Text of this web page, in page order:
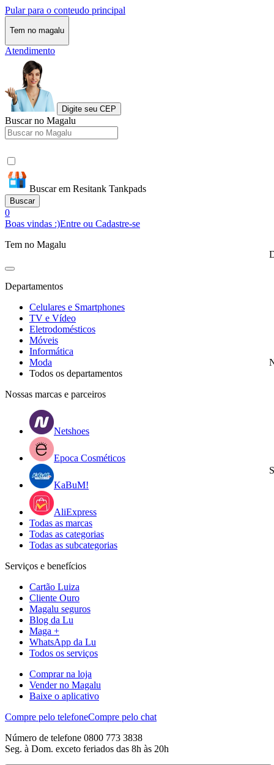
Pular para o conteudo principal
Tem no magalu
Atendimento
Digite seu CEP
Buscar no Magalu
Buscar em Resitank Tankpads
Buscar
0
Boas vindas :)Entre ou Cadastre-se
Tem no Magalu
Departamentos
Celulares e Smartphones
TV e Vídeo
Eletrodomésticos
Móveis
Informática
Moda
Todos os departamentos
Nossas marcas e parceiros
Netshoes
Epoca Cosméticos
KaBuM!
AliExpress
Todas as marcas
Todas as categorias
Todas as subcategorias
Serviços e benefícios
Cartão Luiza
Cliente Ouro
Magalu seguros
Blog da Lu
Maga +
WhatsApp da Lu
Todos os serviços
Comprar na loja
Vender no Magalu
Baixe o aplicativo
Compre pelo telefoneCompre pelo chat
Número de telefone 0800 773 3838
Seg. à Dom. exceto feriados das 8h às 20h